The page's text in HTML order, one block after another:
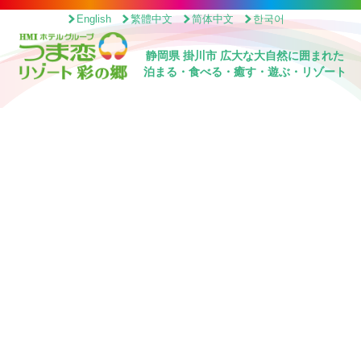
静岡県 掛川市 広大な大自然に囲まれた
泊まる・食べる・癒す・遊ぶ・リゾート
English 繁體中文 简体中文 한국어